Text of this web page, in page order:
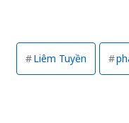
Liêm Tuyền